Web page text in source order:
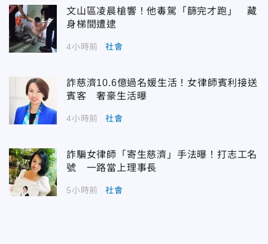
文山區凌晨槍響！他毒駕「篩完才跑」 藏
身梯間遭逮
4小時前 社會
詐慈濟10.6億過名媛生活！女律師賓利接送
賓客 奢豪生活曝
4小時前 社會
詐騙女律師「寄生慈濟」手法曝！打志工名
號 一路當上理事長
5小時前 社會